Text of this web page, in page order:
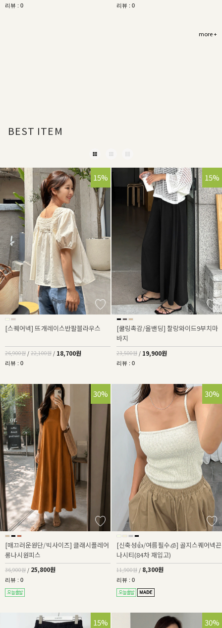
리뷰 : 0 리뷰 : 0
more +
BEST ITEM
30%
15%
[스퀘어넥] 뜨개레이스반팔블라우스
26,900원 / 22,100원 / 18,700원
리뷰 : 0
15%
[쿨링촉감/올밴딩] 찰랑와이드9부치마
바지
23,500원 / 19,900원
리뷰 : 0
30%
[매끄러운원단/빅사이즈] 클래시플레어
롱나시원피스
36,900원 / 25,800원
리뷰 : 0
30%
[신축성👍/여름필수🧊] 골지스퀘어넥끈
나시티(84차 재입고)
11,900원 / 8,300원
리뷰 : 0
25%
15% 30%